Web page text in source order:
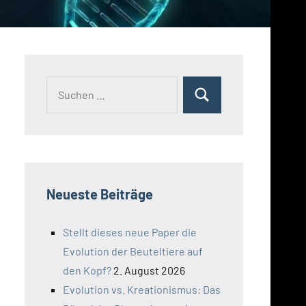
Suchen
Neueste Beiträge
Stellt dieses neue Paper die
Evolution der Beuteltiere auf
den Kopf? 2. August 2026
Evolution vs. Kreationismus: Das